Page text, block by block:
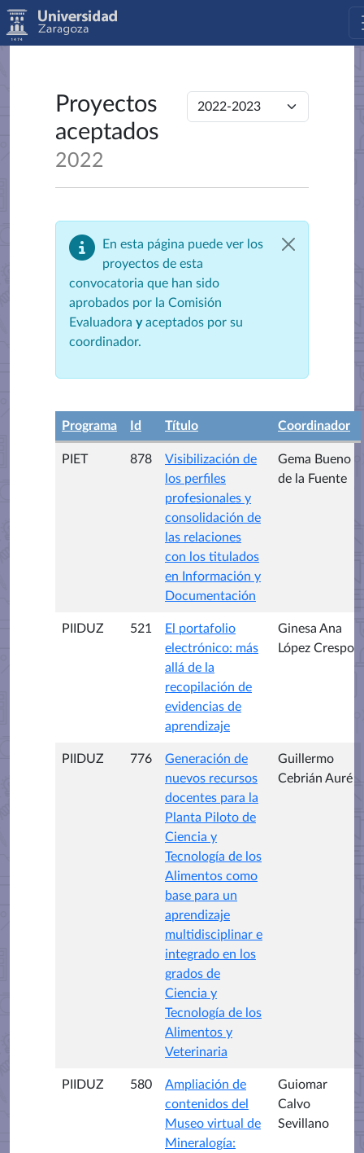
Proyectos
aceptados
2022
En esta página puede ver los
proyectos de esta
convocatoria que han sido
aprobados por la Comisión
Evaluadora yaceptados por su
coordinador.
Programa Id Título Coordinador
PIET 878
Visibilización de
los perfiles
profesionales y
consolidación de
las relaciones
con los titulados
en Información y
Documentación
Gema Bueno
de la Fuente
PIIDUZ 521
El portafolio
electrónico: más
allá de la
recopilación de
evidencias de
aprendizaje
Ginesa Ana
López Crespo
PIIDUZ 776
Generación de
nuevos recursos
docentes para la
Planta Piloto de
Ciencia y
Tecnología de los
Alimentos como
base para un
aprendizaje
multidisciplinar e
integrado en los
grados de
Ciencia y
Tecnología de los
Alimentos y
Veterinaria
Guillermo
Cebrián Auré
PIIDUZ 580
Ampliación de
contenidos del
Museo virtual de
Mineralogía:
Guiomar
Calvo
Sevillano